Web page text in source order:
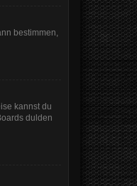
bestimmen,
kannst du
dulden